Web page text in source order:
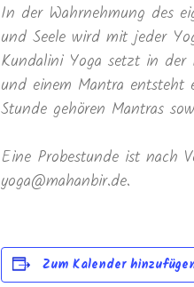
In der Wahrnehmung des
und Seele wird mit jeder
Kundalini Yoga setzt in der
und einem Mantra entsteht
Stunde gehören Mantras
Eine Probestunde ist nach
yoga@mahanbir.de.
Zum Kalender